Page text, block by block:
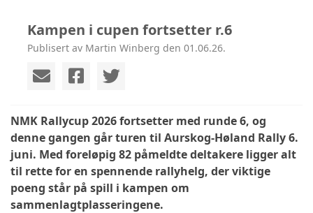
Kampen i cupen fortsetter r.6
Publisert av Martin Winberg den 01.06.26.
NMK Rallycup 2026 fortsetter med runde 6, og
denne gangen går turen til Aurskog-Høland Rally 6.
juni. Med foreløpig 82 påmeldte deltakere ligger alt
til rette for en spennende rallyhelg, der viktige
poeng står på spill i kampen om
sammenlagtplasseringene.